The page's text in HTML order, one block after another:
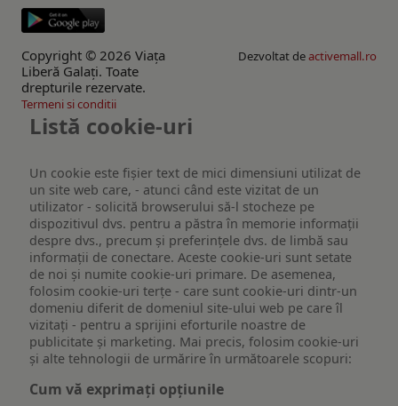
Copyright © 2026 Viaţa
Liberă Galaţi. Toate
drepturile rezervate.
Dezvoltat deactivemall.ro
Termeni si conditii
Listă cookie-uri
Un cookie este fişier text de mici dimensiuni utilizat de
un site web care, - atunci când este vizitat de un
utilizator - solicită browserului să-l stocheze pe
dispozitivul dvs. pentru a păstra în memorie informații
despre dvs., precum și preferințele dvs. de limbă sau
informații de conectare. Aceste cookie-uri sunt setate
de noi și numite cookie-uri primare. De asemenea,
folosim cookie-uri terțe - care sunt cookie-uri dintr-un
domeniu diferit de domeniul site-ului web pe care îl
vizitați - pentru a sprijini eforturile noastre de
publicitate și marketing. Mai precis, folosim cookie-uri
și alte tehnologii de urmărire în următoarele scopuri:
Cum vă exprimați opțiunile